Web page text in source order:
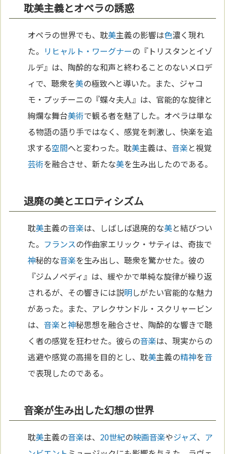
耽美主義とオペラの誘惑
オペラの世界でも、耽美主義の影響は色濃く現れ
た。 リヒャルト・ワーグナーの『トリスタンとイゾ
ルデ』は、陶酔的な和声と終わることのないメロデ
ィで、聴衆を美の極致へと導いた。また、ジャコ
モ・プッチーニの『蝶々夫人』は、官能的な旋律と
絢爛な舞台美術で観る者を魅了した。オペラは単な
る物語の語り手ではなく、感覚を刺激し、快楽を追
求する空間へと変わった。耽美主義は、音楽と視覚
芸術を融合させ、新たな美を生み出したのである。
退廃の美とエロティシズム
耽美主義の音楽は、しばしば退廃的な美と結びつい
た。 フランスの作曲家エリック・サティは、奇抜で
神秘的な音楽を生み出し、聴衆を驚かせた。彼の
『ジムノペディ』は、緩やかで単純な旋律が繰り返
されるが、その響きには説明しがたい官能的な魅力
があった。また、アレクサンドル・スクリャービン
は、音楽と神秘思想を融合させ、陶酔的な響きで聴
く者の感覚を狂わせた。彼らの音楽は、現実からの
逃避や感覚の高揚を目的とし、耽美主義の精神を音
で表現したのである。
音楽が生み出した幻想の世界
耽美主義の音楽は、 20世紀の映画音楽やジャズ、 ア